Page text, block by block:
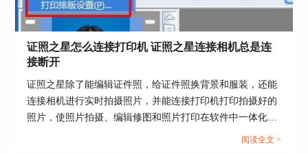
图5：细节调整
选择好心仪的衣服后，用鼠标在人物脖子处画上一
证照之星怎么连接打印机 证照之星连接相机总是连
接断开
证照之星除了能编辑证件照，给证件照换背景和服装，还能
连接相机进行实时拍摄照片，并能连接打印机打印拍摄好的
照片，使照片拍摄、编辑修图和照片打印在软件中一体化操
作。那么证件照如何在证照之星中拍摄和打印呢？这篇文章
阅读全文 >